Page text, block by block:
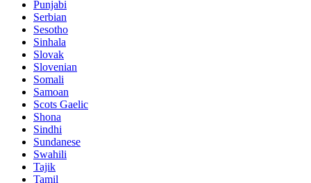
Punjabi
Serbian
Sesotho
Sinhala
Slovak
Slovenian
Somali
Samoan
Scots Gaelic
Shona
Sindhi
Sundanese
Swahili
Tajik
Tamil